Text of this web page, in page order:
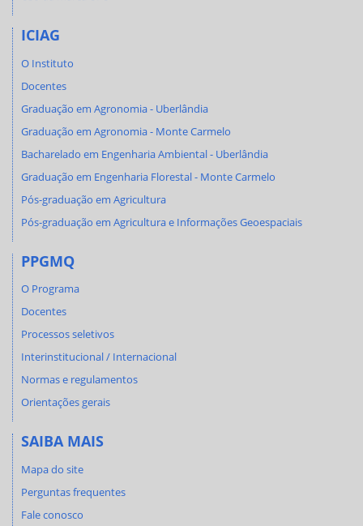
ICIAG
O Instituto
Docentes
Graduação em Agronomia - Uberlândia
Graduação em Agronomia - Monte Carmelo
Bacharelado em Engenharia Ambiental - Uberlândia
Graduação em Engenharia Florestal - Monte Carmelo
Pós-graduação em Agricultura
Pós-graduação em Agricultura e Informações Geoespaciais
PPGMQ
O Programa
Docentes
Processos seletivos
Interinstitucional / Internacional
Normas e regulamentos
Orientações gerais
SAIBA MAIS
Mapa do site
Perguntas frequentes
Fale conosco